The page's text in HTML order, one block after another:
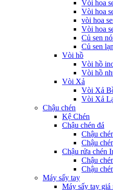
Vòi hoa
Vòi hoa
vòi hoa
Vòi hoa
Củ sen
Củ sen
Vòi hồ
Vòi hồ
Vòi hồ
Vòi Xả
Vòi Xả
Vòi Xả
Chậu chén
Kệ Chén
Chậu chén đá
Chậu
Chậu
Chậu rửa chén
Chậu
Chậu
Máy sấy tay
Máy sấy tay giá